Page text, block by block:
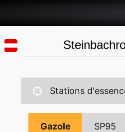
Stations
Gazole SP95